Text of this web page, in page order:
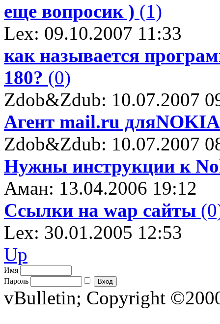
еще вопросик ) (1)
Lex: 09.10.2007 11:33
как называется
180? (0)
Zdob&Zdub: 10.07.2007
Агент mail.ru
Zdob&Zdub: 10.07.2007
Нужны инструкции к
Аман: 13.04.2006 19:12
Ссылки на wap сайты
Lex: 30.01.2005 12:53
Up
Имя
Пароль
vBulletin; Copyright